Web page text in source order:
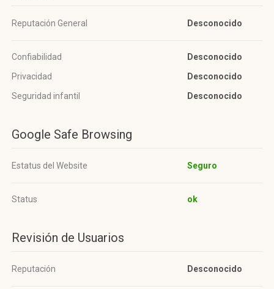
Reputación General Desconocido
Confiabilidad
Desconocido
Privacidad
Desconocido
Seguridad infantil
Desconocido
Google Safe Browsing
Estatus del Website Seguro
Status ok
Revisión de Usuarios
Reputación Desconocido